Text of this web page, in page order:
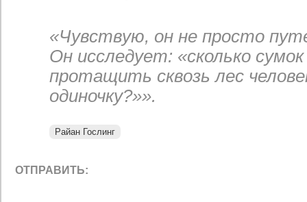
«Чувствую, он не просто
Он исследует: «сколько
протащить сквозь лес
одиночку?»».
Райан Гослинг
ОТПРАВИТЬ: